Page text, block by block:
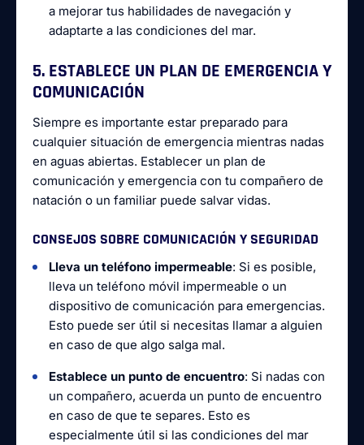
a mejorar tus habilidades de navegación y
adaptarte a las condiciones del mar.
5. ESTABLECE UN PLAN DE EMERGENCIA Y
COMUNICACIÓN
Siempre es importante estar preparado para
cualquier situación de emergencia mientras nadas
en aguas abiertas. Establecer un plan de
comunicación y emergencia con tu compañero de
natación o un familiar puede salvar vidas.
CONSEJOS SOBRE COMUNICACIÓN Y SEGURIDAD
Lleva un teléfono impermeable: Si es posible,
lleva un teléfono móvil impermeable o un
dispositivo de comunicación para emergencias.
Esto puede ser útil si necesitas llamar a alguien
en caso de que algo salga mal.
Establece un punto de encuentro: Si nadas con
un compañero, acuerda un punto de encuentro
en caso de que te separes. Esto es
especialmente útil si las condiciones del mar